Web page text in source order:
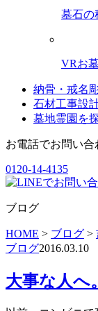
墓石の
VRお
納骨・戒名
石材工事設
墓地霊園を
お電話でお問い合
0120-14-4135
ブログ
HOME > ブログ >
ブログ2016.03.10
大事な人へ